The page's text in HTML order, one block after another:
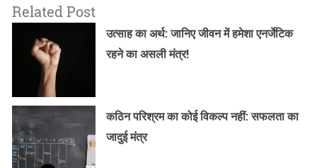
Related Post
उत्साह का अर्थ: जानिए जीवन में हमेशा एनर्जेटिक
रहने का असली मंत्र!
कठिन परिश्रम का कोई विकल्प नहीं: सफलता का
जादुई मंत्र